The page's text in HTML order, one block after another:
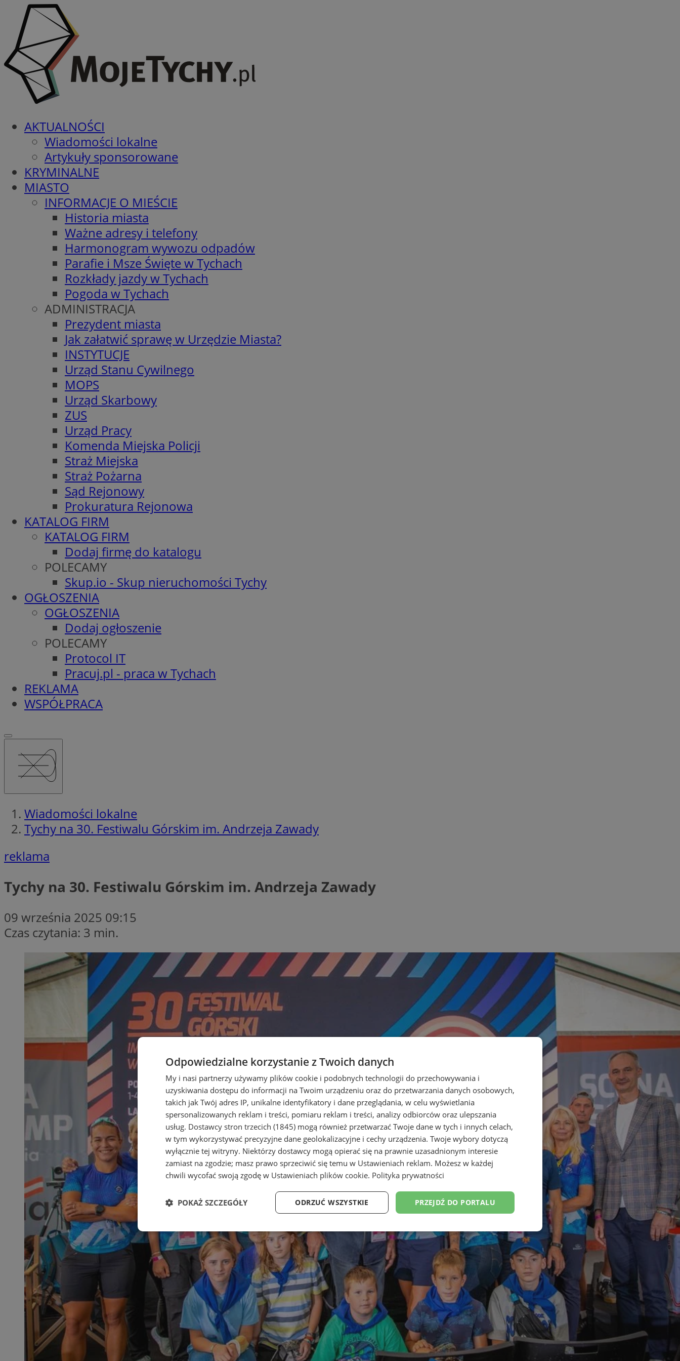
AKTUALNOŚCI
Wiadomości lokalne
Artykuły sponsorowane
KRYMINALNE
MIASTO
INFORMACJE O MIEŚCIE
Historia miasta
Ważne adresy i telefony
Harmonogram wywozu odpadów
Parafie i Msze Święte w Tychach
Rozkłady jazdy w Tychach
Pogoda w Tychach
ADMINISTRACJA
Prezydent miasta
Jak załatwić sprawę w Urzędzie Miasta?
INSTYTUCJE
Urząd Stanu Cywilnego
MOPS
Urząd Skarbowy
ZUS
Urząd Pracy
Komenda Miejska Policji
Straż Miejska
Straż Pożarna
Sąd Rejonowy
Prokuratura Rejonowa
KATALOG FIRM
KATALOG FIRM
Dodaj firmę do katalogu
POLECAMY
Skup.io - Skup nieruchomości Tychy
OGŁOSZENIA
OGŁOSZENIA
Dodaj ogłoszenie
POLECAMY
Protocol IT
Pracuj.pl - praca w Tychach
REKLAMA
WSPÓŁPRACA
Wiadomości lokalne
Tychy na 30. Festiwalu Górskim im. Andrzeja Zawady
reklama
Tychy na 30. Festiwalu Górskim im. Andrzeja Zawady
09 września 2025 09:15
Czas czytania: 3 min.
Odpowiedzialne korzystanie z Twoich danych
My i nasi partnerzy używamy plików cookie i podobnych technologii do przechowywania i
uzyskiwania dostępu do informacji na Twoim urządzeniu oraz do przetwarzania danych osobowych,
takich jak Twój adres IP, unikalne identyfikatory i dane przeglądania, w celu wyświetlania
spersonalizowanych reklam i treści, pomiaru reklam i treści, analizy odbiorców oraz ulepszania
usług. Dostawcy stron trzecich (1845) mogą również przetwarzać Twoje dane w tych i innych celach,
w tym wykorzystywać precyzyjne dane geolokalizacyjne i cechy urządzenia. Twoje wybory dotyczą
wyłącznie tej witryny. Niektórzy dostawcy mogą opierać się na prawnie uzasadnionym interesie
zamiast na zgodzie; masz prawo sprzeciwić się temu w Ustawieniach reklam. Możesz w każdej
chwili wycofać swoją zgodę w Ustawieniach plików cookie. Polityka prywatności
PRZEJDŹ DO PORTALU
ODRZUĆ WSZYSTKIE
POKAŻ SZCZEGÓŁY
Niezbędne Wydajność Targetowanie Funkcjonalność Niesklasyfikowane
Niezbędne Wydajność Targetowanie Funkcjonalność Niesklasyfikowane
Niezbędne pliki cookie umożliwiają korzystanie z podstawowych funkcji strony internetowej, takich jak logowanie użytkownika i
zarządzanie kontem. Bez niezbędnych plików cookie nie można prawidłowo korzystać ze strony internetowej.
Nazwa
Provider/
Domena
przechowywania
Opis